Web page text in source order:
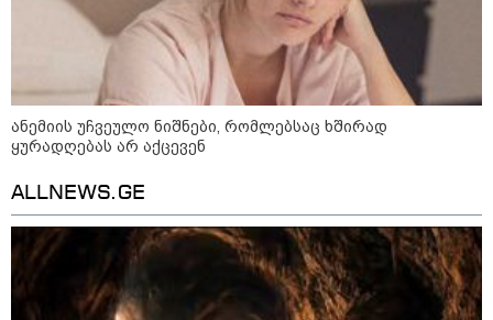
ფული ამ ზოდიაქოს ნიშნების
ხელში აღმოჩნდება: ვინ
გამდიდრდება?
როგორ ჩავიცვათ 40 წლის
ანემიის უჩვეულო ნიშნები, რომლებსაც ხშირად
ყურადღებას არ აქცევენ
ALLNEWS.GE